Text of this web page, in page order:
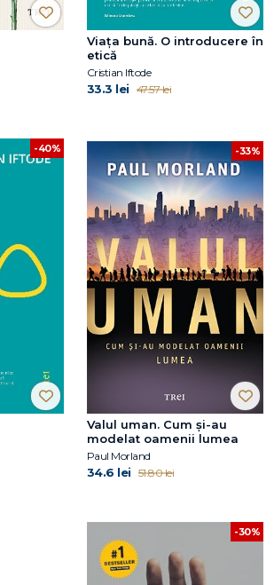
Viața bună. O introducere în
etică
Cristian Iftode
33.3 lei 47.57 lei
-40% -33%
Valul uman. Cum şi-au
modelat oamenii lumea
Paul Morland
34.6 lei 51.80 lei
-30%